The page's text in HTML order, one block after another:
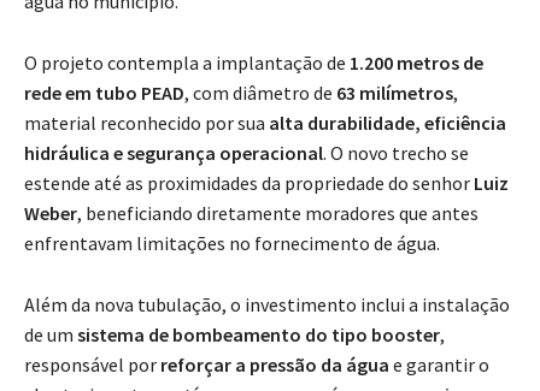
O projeto contempla a implantação de 1.200 metros de
rede em tubo PEAD, com diâmetro de 63 milímetros,
material reconhecido por sua alta durabilidade, eficiência
hidráulica e segurança operacional. O novo trecho se
estende até as proximidades da propriedade do senhor Luiz
Weber, beneficiando diretamente moradores que antes
enfrentavam limitações no fornecimento de água.
Além da nova tubulação, o investimento inclui a instalação
de um sistema de bombeamento do tipo booster,
responsável por reforçar a pressão da água e garantir o